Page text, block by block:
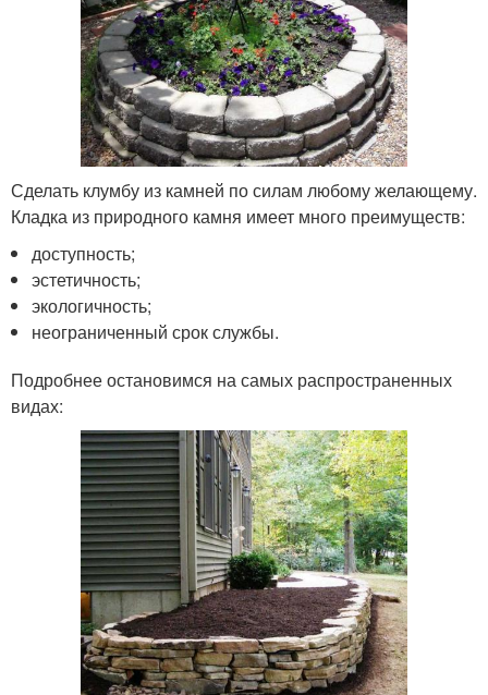
Сделать клумбу из камней по силам любому желающему.
Кладка из природного камня имеет много преимуществ:
доступность;
эстетичность;
экологичность;
неограниченный срок службы.
Подробнее остановимся на самых распространенных
видах: